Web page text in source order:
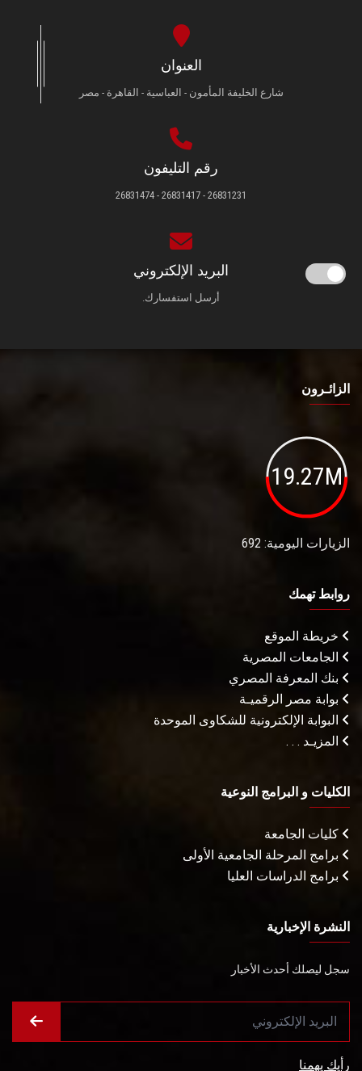
العنوان
شارع الخليفة المأمون - العباسية - القاهرة - مصر
رقم التليفون
26831231 - 26831417 - 26831474
البريد الإلكتروني
أرسل استفسارك.
الزائـرون
19.27M
الزيارات اليومية: 692
روابط تهمك
خريطة الموقع
الجامعات المصرية
بنك المعرفة المصري
بوابة مصر الرقميـة
البوابة الإلكترونية للشكاوى الموحدة
المزيـد . . .
الكليات و البرامج النوعية
كليات الجامعة
برامج المرحلة الجامعية الأولى
برامج الدراسات العليا
النشرة الإخبارية
سجل ليصلك أحدث الأخبار
رأيك يهمنا